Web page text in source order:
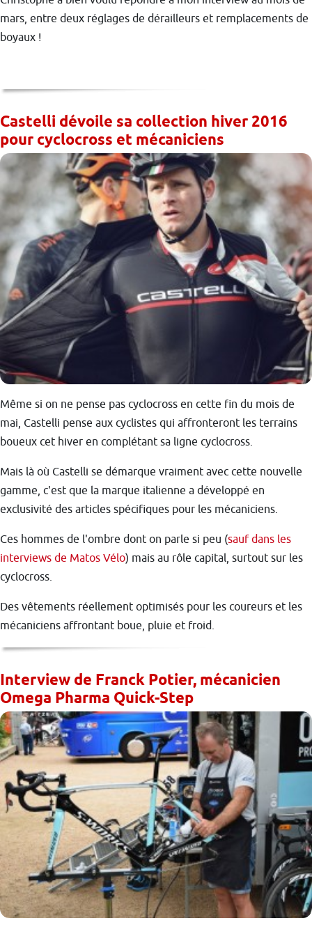
mars, entre deux réglages de dérailleurs et remplacements de
boyaux !
Castelli dévoile sa collection hiver 2016
pour cyclocross et mécaniciens
Même si on ne pense pas cyclocross en cette fin du mois de
mai, Castelli pense aux cyclistes qui affronteront les terrains
boueux cet hiver en complétant sa ligne cyclocross.
Mais là où Castelli se démarque vraiment avec cette nouvelle
gamme, c'est que la marque italienne a développé en
exclusivité des articles spécifiques pour les mécaniciens.
Ces hommes de l'ombre dont on parle si peu (sauf dans les
interviews de Matos Vélo) mais au rôle capital, surtout sur les
cyclocross.
Des vêtements réellement optimisés pour les coureurs et les
mécaniciens affrontant boue, pluie et froid.
Interview de Franck Potier, mécanicien
Omega Pharma Quick-Step